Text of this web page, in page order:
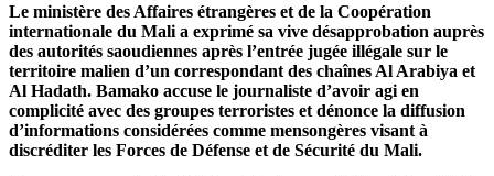
Le ministère des Affaires étrangères et de la Coopération
internationale du Mali a exprimé sa vive désapprobation auprès
des autorités saoudiennes après l’entrée jugée illégale sur le
territoire malien d’un correspondant des chaînes Al Arabiya et
Al Hadath. Bamako accuse le journaliste d’avoir agi en
complicité avec des groupes terroristes et dénonce la diffusion
d’informations considérées comme mensongères visant à
discréditer les Forces de Défense et de Sécurité du Mali.